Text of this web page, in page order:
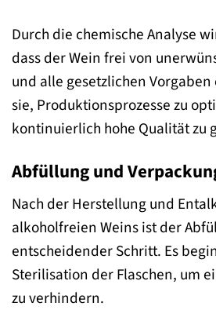
Durch die chemische Analyse
dass der Wein frei von
und alle gesetzlichen
sie, Produktionsprozesse zu
kontinuierlich hohe Qualität zu
Abfüllung und
Nach der Herstellung und
alkoholfreien Weins ist der
entscheidender Schritt. Es
Sterilisation der Flaschen, um
zu verhindern.